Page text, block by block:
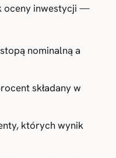
oceny inwestycji —
nominalną a
składany w
których wynik